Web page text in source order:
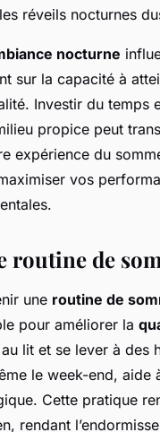
réveils nocturnes
nocturne
sur la capacité à
Investir du temps
propice peut
expérience du
vos
routine de
une routine de
pour améliorer la
lit et se lever à des
le week-end, aide
Cette pratique
rendant